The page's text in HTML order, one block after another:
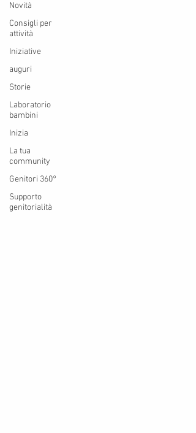
Novità
Consigli per
attività
Iniziative
auguri
Storie
Laboratorio
bambini
Inizia
La tua
community
Genitori 360°
Supporto
genitorialità